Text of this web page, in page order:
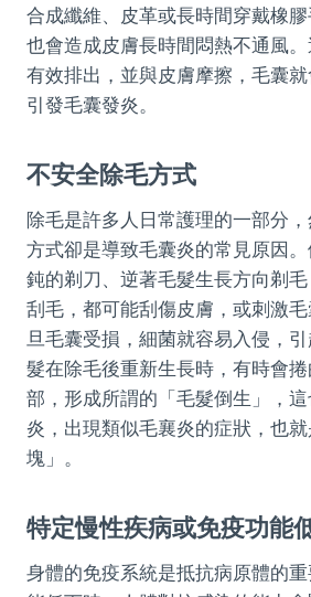
合成纖維、皮革或長時間穿戴橡膠
也會造成皮膚長時間悶熱不通風
有效排出，並與皮膚摩擦，毛囊
引發毛囊發炎。
不安全除毛方式
除毛是許多人日常護理的一部分
方式卻是導致毛囊炎的常見原因
鈍的剃刀、逆著毛髮生長方向剃
刮毛，都可能刮傷皮膚，或刺激
旦毛囊受損，細菌就容易入侵，
髮在除毛後重新生長時，有時會
部，形成所謂的「毛髮倒生」，
炎，出現類似毛襄炎的症狀，也
塊」。
特定慢性疾病或免疫功能
身體的免疫系統是抵抗病原體的